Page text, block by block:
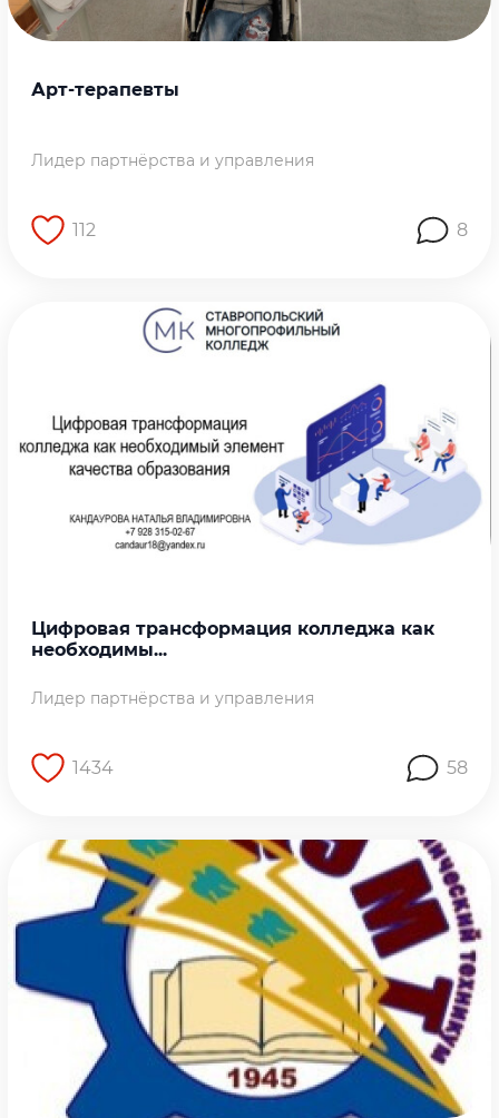
Арт-терапевты
Лидер партнёрства и управления
112 8
Цифровая трансформация колледжа как
необходимы...
Лидер партнёрства и управления
1434 58